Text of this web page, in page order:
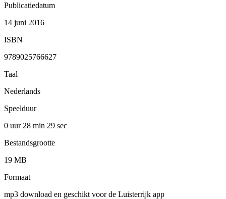
Publicatiedatum
14 juni 2016
ISBN
9789025766627
Taal
Nederlands
Speelduur
0 uur 28 min 29 sec
Bestandsgrootte
19 MB
Formaat
mp3 download en geschikt voor de Luisterrijk app